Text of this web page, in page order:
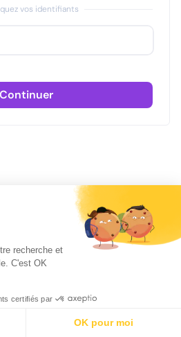
recherche et
C'est OK
certifiés par
OK pour moi
vos identifiants
Continuer